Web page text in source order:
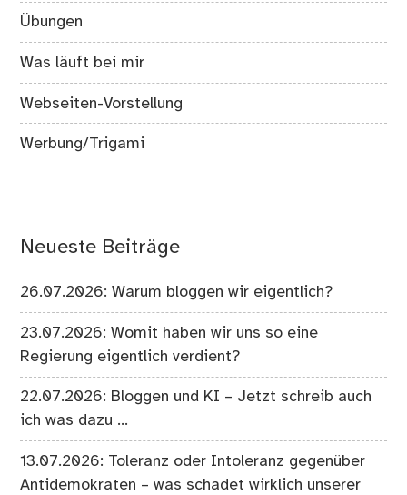
Übungen
Was läuft bei mir
Webseiten-Vorstellung
Werbung/Trigami
Neueste Beiträge
26.07.2026: Warum bloggen wir eigentlich?
23.07.2026: Womit haben wir uns so eine
Regierung eigentlich verdient?
22.07.2026: Bloggen und KI – Jetzt schreib auch
ich was dazu …
13.07.2026: Toleranz oder Intoleranz gegenüber
Antidemokraten – was schadet wirklich unserer